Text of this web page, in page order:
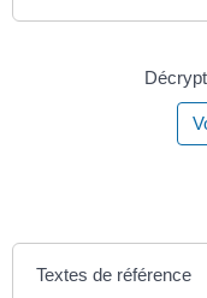
Textes de référence